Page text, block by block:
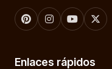
Enlaces rápidos